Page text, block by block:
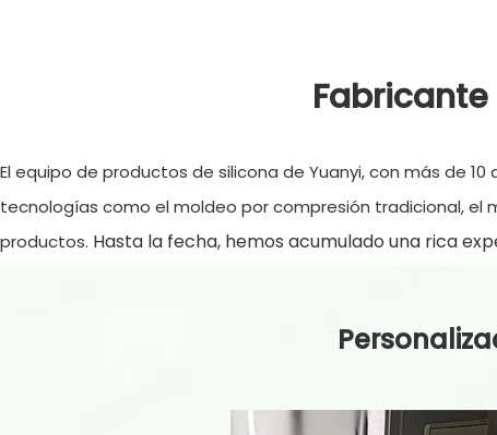
El equipo de productos de silicona de Yuanyi, con más de
tecnologías como el moldeo por compresión tradicional, el
productos. Hasta la fecha, hemos acumulado una rica